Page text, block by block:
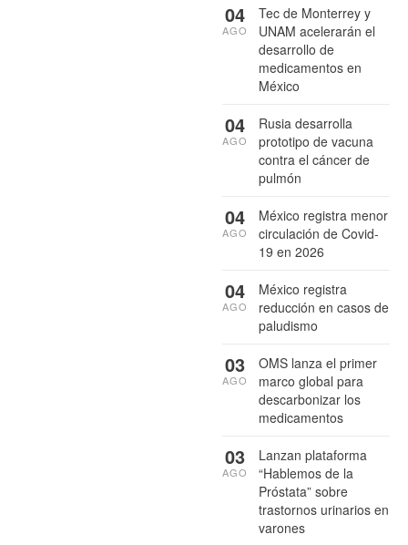
Tec de Monterrey y
UNAM acelerarán el
desarrollo de
medicamentos en
México
04
AGO
Rusia desarrolla
prototipo de vacuna
contra el cáncer de
pulmón
04
AGO
México registra menor
circulación de Covid-
19 en 2026
04
AGO
México registra
reducción en casos de
paludismo
04
AGO
OMS lanza el primer
marco global para
descarbonizar los
medicamentos
03
AGO
Lanzan plataforma
“Hablemos de la
Próstata” sobre
trastornos urinarios en
varones
03
AGO